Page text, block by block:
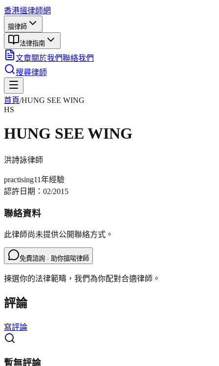
香港搵律師網
搵律師
法律指南
文章關於我們聯絡我們
搜尋律師
首頁/HUNG SEE WING
HS
HUNG SEE WING
洪詩詠律師
practising11年經驗
認許日期： 02/2015
聯絡資料
此律師尚未提供公開聯絡方式。
免費諮詢 · 助你搵啱律師
揀選你的法律範疇，我們為你配對合適律師。
評論
寫評論
暫無評論